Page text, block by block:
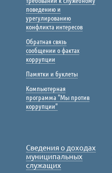
поведению и
урегулированию
конфликта интересов
Обратная связь
сообщении о фактах
коррупции
Памятки и буклеты
Компьютерная
программа "Мы против
коррупции"
Сведения о доходах
муниципальных
служащих